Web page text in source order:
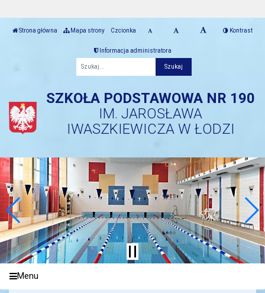
Strona główna Mapa strony Czcionka Kontrast
Informacja administratora
SZKOŁA PODSTAWOWA NR 190
IM. JAROSŁAWA
IWASZKIEWICZA W ŁODZI
Menu